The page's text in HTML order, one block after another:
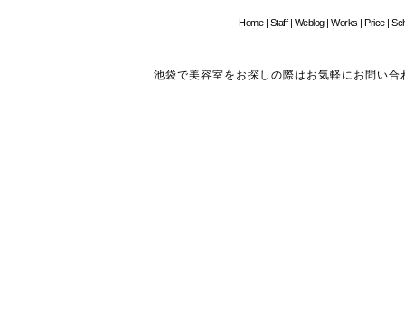
Home| Staff| Weblog| Works | Price|
池袋で美容室をお探しの際はお気軽にお問